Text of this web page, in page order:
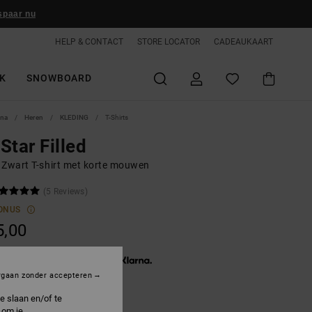
nu
HELP & CONTACT STORE LOCATOR CADEAUKAART
SNOWBOARD
Heren KLEDING T-Shirts
Filled
Zwart T-shirt met korte mouwen
(5 Reviews)
slaan en/of te
zonder accepteren